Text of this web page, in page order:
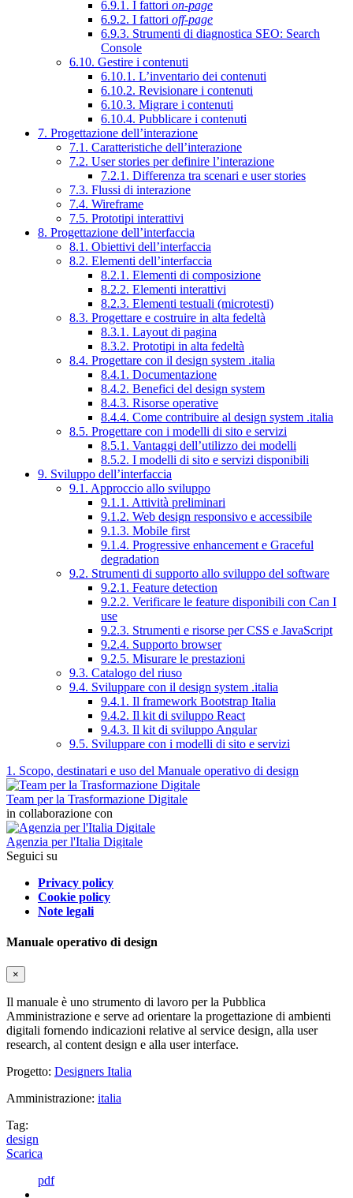
6.9.1. I fattori on-page
6.9.2. I fattori off-page
6.9.3. Strumenti di diagnostica SEO: Search
Console
6.10. Gestire i contenuti
6.10.1. L’inventario dei contenuti
6.10.2. Revisionare i contenuti
6.10.3. Migrare i contenuti
6.10.4. Pubblicare i contenuti
7. Progettazione dell’interazione
7.1. Caratteristiche dell’interazione
7.2. User stories per definire l’interazione
7.2.1. Differenza tra scenari e user stories
7.3. Flussi di interazione
7.4. Wireframe
7.5. Prototipi interattivi
8. Progettazione dell’interfaccia
8.1. Obiettivi dell’interfaccia
8.2. Elementi dell’interfaccia
8.2.1. Elementi di composizione
8.2.2. Elementi interattivi
8.2.3. Elementi testuali (microtesti)
8.3. Progettare e costruire in alta fedeltà
8.3.1. Layout di pagina
8.3.2. Prototipi in alta fedeltà
8.4. Progettare con il design system .italia
8.4.1. Documentazione
8.4.2. Benefici del design system
8.4.3. Risorse operative
8.4.4. Come contribuire al design system .italia
8.5. Progettare con i modelli di sito e servizi
8.5.1. Vantaggi dell’utilizzo dei modelli
8.5.2. I modelli di sito e servizi disponibili
9. Sviluppo dell’interfaccia
9.1. Approccio allo sviluppo
9.1.1. Attività preliminari
9.1.2. Web design responsivo e accessibile
9.1.3. Mobile first
9.1.4. Progressive enhancement e Graceful
degradation
9.2. Strumenti di supporto allo sviluppo del software
9.2.1. Feature detection
9.2.2. Verificare le feature disponibili con Can I
use
9.2.3. Strumenti e risorse per CSS e JavaScript
9.2.4. Supporto browser
9.2.5. Misurare le prestazioni
9.3. Catalogo del riuso
9.4. Sviluppare con il design system .italia
9.4.1. Il framework Bootstrap Italia
9.4.2. Il kit di sviluppo React
9.4.3. Il kit di sviluppo Angular
9.5. Sviluppare con i modelli di sito e servizi
1. Scopo, destinatari e uso del Manuale operativo di design
Team per la Trasformazione Digitale
in collaborazione con
Agenzia per l'Italia Digitale
Seguici su
Privacy policy
Cookie policy
Note legali
Manuale operativo di design
×
Il manuale è uno strumento di lavoro per la Pubblica
Amministrazione e serve ad orientare la progettazione di ambienti
digitali fornendo indicazioni relative al service design, alla user
research, al content design e alla user interface.
Progetto: Designers Italia
Amministrazione: italia
Tag:
design
Scarica
pdf